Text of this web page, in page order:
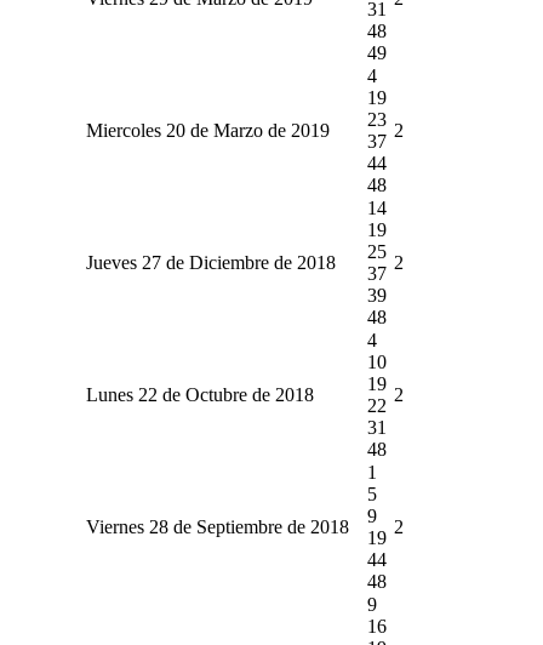
31
48
49
Miercoles 20 de Marzo de 2019
4
19
23
37
44
48
2
Jueves 27 de Diciembre de 2018
14
19
25
37
39
48
2
Lunes 22 de Octubre de 2018
4
10
19
22
31
48
2
Viernes 28 de Septiembre de 2018
1
5
9
19
44
48
2
9
16